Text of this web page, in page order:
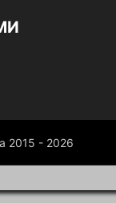
2015 - 2026